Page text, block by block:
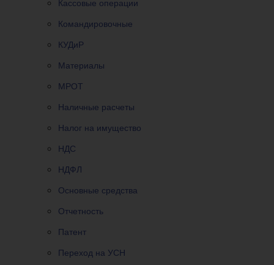
Командировочные
КУДиР
Материалы
МРОТ
Наличные расчеты
Налог на имущество
НДС
НДФЛ
Основные средства
Отчетность
Патент
Переход на УСН